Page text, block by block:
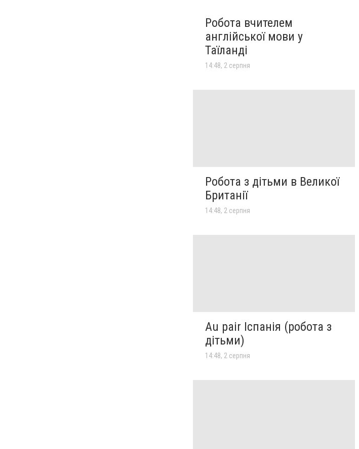
Робота вчителем
англійської мови у
Таїланді
14:48, 2 серпня
Робота з дітьми в Великої
Британії
14:48, 2 серпня
Au pair Іспанія (робота з
дітьми)
14:48, 2 серпня